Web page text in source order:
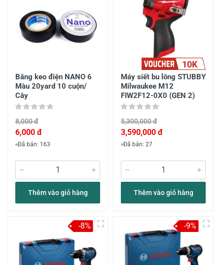
Băng keo điện NANO 6
Màu 20yard 10 cuộn/
Cây
8,000 đ
6,000 đ
Đã bán: 163
Thêm vào giỏ hàng
10K
Máy siết bu lông STUBBY
Milwaukee M12
FIW2F12-0X0 (GEN 2)
5,300,000 đ
3,590,000 đ
Đã bán: 27
Thêm vào giỏ hàng
-8% -9%